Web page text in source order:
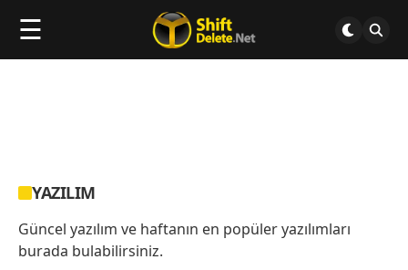
☰
YAZILIM
Güncel yazılım ve haftanın en popüler yazılımları
burada bulabilirsiniz.